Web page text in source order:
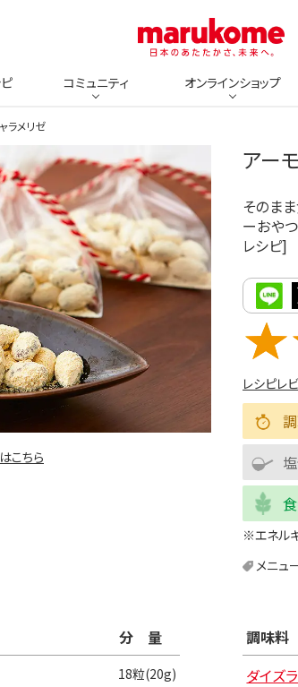
コミュニティ オンラインショップ
ラメリゼ
こちら
アー
そのま
ーおや
レシピ]
レシピレ
※エネル
メニュ
分量
18粒(20g)
調味料
ダイズ